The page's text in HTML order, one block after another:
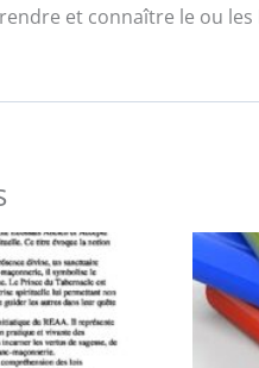
et connaître le ou